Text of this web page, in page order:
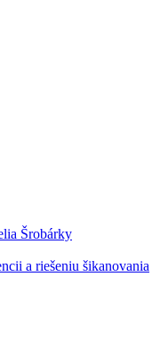
Šrobárky
a riešeniu šikanovania